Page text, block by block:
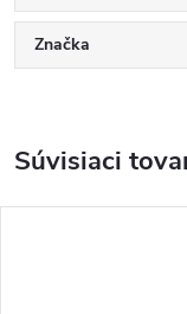
Značka
Súvisiaci